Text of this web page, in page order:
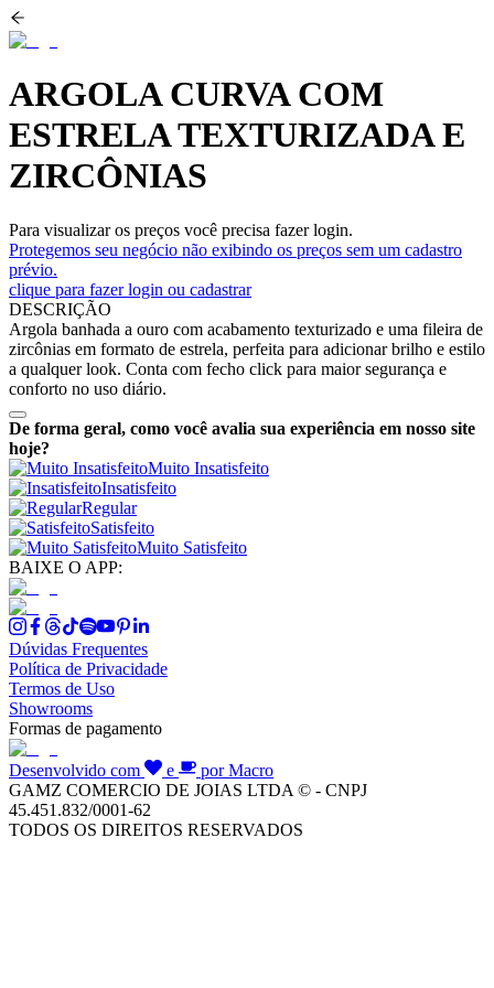
ARGOLA CURVA COM
ESTRELA TEXTURIZADA E
ZIRCÔNIAS
Para visualizar os preços você precisa fazer login.
Protegemos seu negócio não exibindo os preços sem um cadastro
prévio.
clique para fazer login ou cadastrar
DESCRIÇÃO
Argola banhada a ouro com acabamento texturizado e uma fileira de
zircônias em formato de estrela, perfeita para adicionar brilho e estilo
a qualquer look. Conta com fecho click para maior segurança e
conforto no uso diário.
De forma geral, como você avalia sua experiência em nosso site
hoje?
Muito Insatisfeito
Insatisfeito
Regular
Satisfeito
Muito Satisfeito
BAIXE O APP:
Dúvidas Frequentes
Política de Privacidade
Termos de Uso
Showrooms
Formas de pagamento
Desenvolvido com e
por Macro
GAMZ COMERCIO DE JOIAS LTDA © - CNPJ
45.451.832/0001-62
TODOS OS DIREITOS RESERVADOS